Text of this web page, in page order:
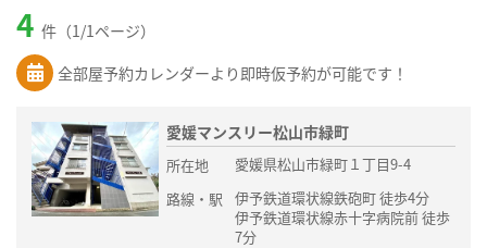
4 件（1/1ページ）
全部屋予約カレンダーより即時仮予約が可能です！
愛媛マンスリー松山市緑町
所在地
愛媛県松山市緑町１丁目9-4
路線・駅
伊予鉄道環状線鉄砲町 徒歩4分
伊予鉄道環状線赤十字病院前 徒歩
7分